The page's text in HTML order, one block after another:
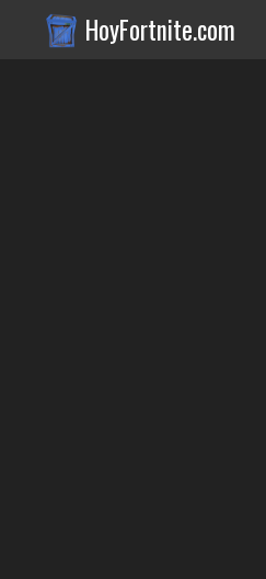
HoyFortnite.com